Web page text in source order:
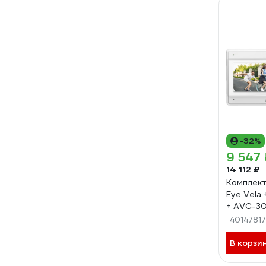
-32%
9 547
14 112 ₽
Eye Vela
+ AVC-
40147817
В